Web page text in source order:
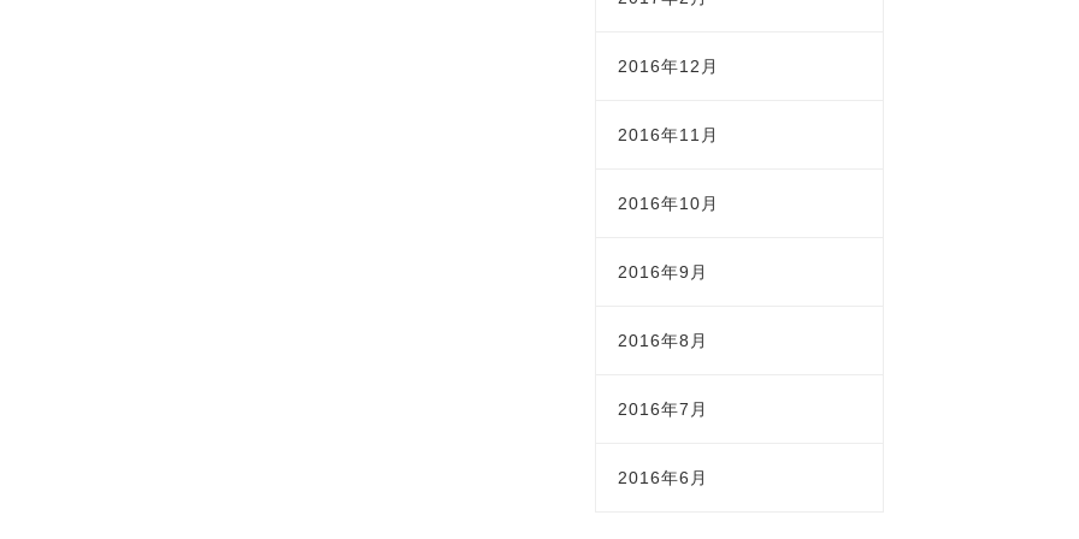
2016年12月
2016年11月
2016年10月
2016年9月
2016年8月
2016年7月
2016年6月